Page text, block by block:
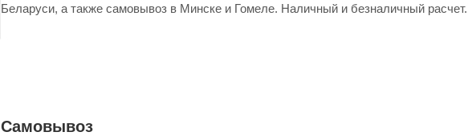
Беларуси, а также самовывоз в Минске и Гомеле. Наличный и безналичный расчет.
Самовывоз